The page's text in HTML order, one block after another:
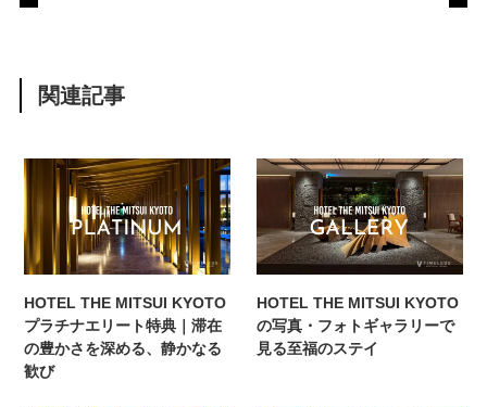
関連記事
HOTEL THE MITSUI KYOTO
プラチナエリート特典｜滞在
の豊かさを深める、静かなる
歓び
HOTEL THE MITSUI KYOTO
の写真・フォトギャラリーで
見る至福のステイ